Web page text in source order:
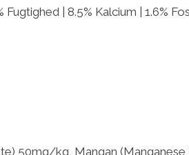
| 8.5% Kalcium | 1.6%
50mg/kg, Mangan